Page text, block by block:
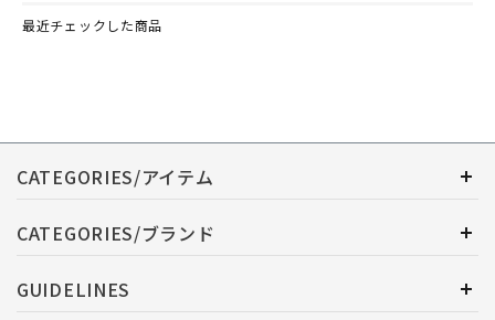
最近チェックした商品
CATEGORIES/アイテム
CATEGORIES/ブランド
GUIDELINES